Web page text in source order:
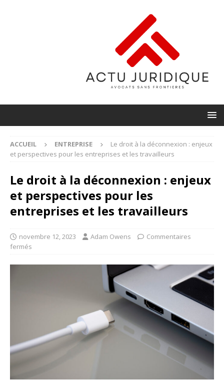
ACCUEIL ENTREPRISE
Le droit à la déconnexion : enjeux
et perspectives pour les entreprises et les travailleurs
Le droit à la déconnexion : enjeux
et perspectives pour les
entreprises et les travailleurs
novembre 12, 2023 Adam Owens
Commentaires
fermés